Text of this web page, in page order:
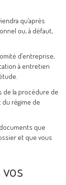
qu’après
ou, à défaut,
d’entreprise,
à entretien
de la procédure de
du régime de
que
et que vous